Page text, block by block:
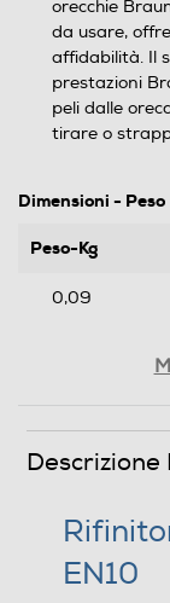
orecchie
da usare,
affidabilità. Il
prestazioni
peli dalle
tirare o
Dimensioni - Peso
Peso-Kg
0,09
Informazioni
EN10